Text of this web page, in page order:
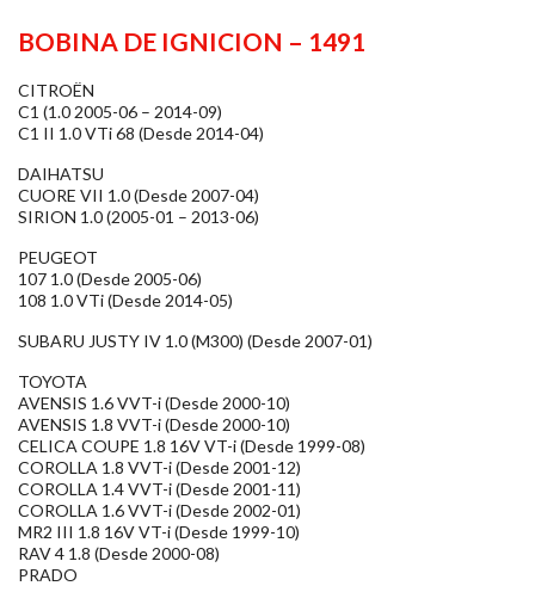
BOBINA DE IGNICION – 1491
CITROËN
C1 (1.0 2005-06 – 2014-09)
C1 II 1.0 VTi 68 (Desde 2014-04)
DAIHATSU
CUORE VII 1.0 (Desde 2007-04)
SIRION 1.0 (2005-01 – 2013-06)
PEUGEOT
107 1.0 (Desde 2005-06)
108 1.0 VTi (Desde 2014-05)
SUBARU JUSTY IV 1.0 (M300) (Desde 2007-01)
TOYOTA
AVENSIS 1.6 VVT-i (Desde 2000-10)
AVENSIS 1.8 VVT-i (Desde 2000-10)
CELICA COUPE 1.8 16V VT-i (Desde 1999-08)
COROLLA 1.8 VVT-i (Desde 2001-12)
COROLLA 1.4 VVT-i (Desde 2001-11)
COROLLA 1.6 VVT-i (Desde 2002-01)
MR2 III 1.8 16V VT-i (Desde 1999-10)
RAV 4 1.8 (Desde 2000-08)
PRADO